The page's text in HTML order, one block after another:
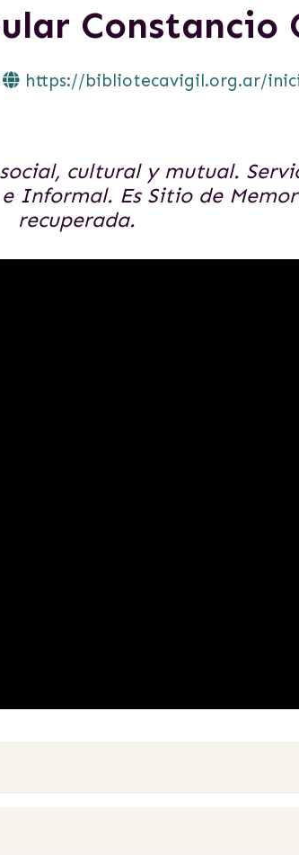
Constancio
https://bibliotecavigil.org.ar/
cultural y mutual.
Informal. Es Sitio de
recuperada.